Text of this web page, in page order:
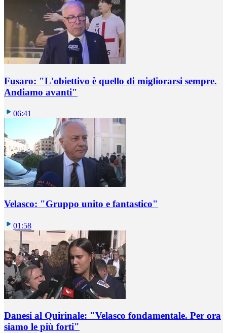
Fusaro: "L'obiettivo è quello di migliorarsi sempre.
Andiamo avanti"
06:41
Velasco: "Gruppo unito e fantastico"
01:58
Danesi al Quirinale: "Velasco fondamentale. Per ora
siamo le più forti"